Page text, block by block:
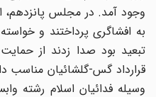
وجود آمد. در مجلس پانزدهم،
به افشاگری پرداختند و
تبعید بود صدا زدند از
قرارداد گس-گلشائیان مناسب
وسیله فدائیان اسلام رشته